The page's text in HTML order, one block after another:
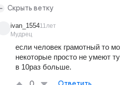
Скрыть ветку
ivan_1554
Мудрец
11лет
если человек грамотный то
некоторые просто не умеют
в 10раз больше.